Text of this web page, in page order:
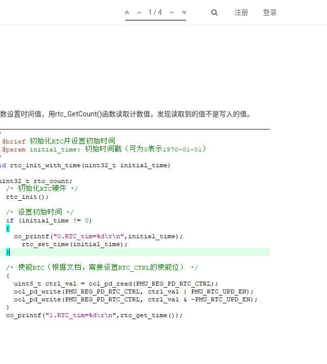
注册 登录
1 / 4
置时间值，用rtc_GetCount()函数读取计数值，发现读取到的值不是写入的值。